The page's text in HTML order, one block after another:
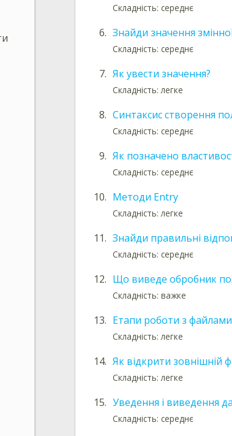
Складність: середнє
6. Знайди значення
Складність: середнє
7. Як увести значення?
Складність: легке
8. Синтаксис створення
Складність: середнє
9. Як позначено
Складність: середнє
10. Методи Entry
Складність: легке
11. Знайди правильні
Складність: середнє
12. Що виведе обробник
Складність: важке
13. Етапи роботи з файлами
Складність: легке
14. Як відкрити зовнішній
Складність: легке
15. Уведення і виведення
Складність: середнє